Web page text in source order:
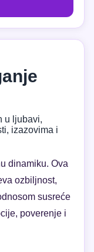
u ljubavi,
izazovima i
dinamiku. Ova
ozbiljnost,
susreće
poverenje i